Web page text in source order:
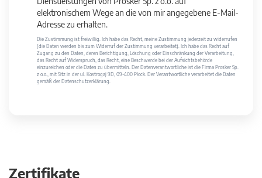
elektronischem Wege an die von mir angegebene E-Mail-
Adresse zu erhalten.
Die Zustimmung ist freiwillig. Ich habe das Recht, meine Zustimmung jederzeit zu widerrufen
(die Daten werden bis zum Widerruf der Zustimmung verarbeitet). Ich habe das Recht auf
Zugang zu den Daten, deren Berichtigung, Löschung oder Einschränkung der Verarbeitung,
das Recht auf Widerspruch, das Recht, eine Beschwerde bei der Aufsichtsbehörde
einzureichen oder die Daten zu übermitteln. Der Datenverantwortliche ist die Firma Prosker Sp.
z o.o., mit Sitz in der ul. Kostrogaj 9D, 09-400 Płock. Der Verantwortliche verarbeitet die Daten
gemäß der Datenschutzerklärung.
Zertifikate